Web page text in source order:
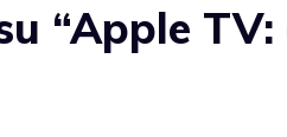
“Apple